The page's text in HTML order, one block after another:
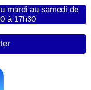
mardi au samedi de
à 17h30